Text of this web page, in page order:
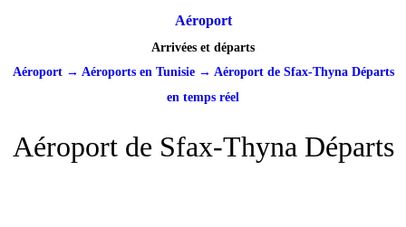
Aéroport
Arrivées et départs
Aéroport→ Aéroports en Tunisie→ Aéroport de Sfax-Thyna Départs
en temps réel
Aéroport de Sfax-Thyna Départs